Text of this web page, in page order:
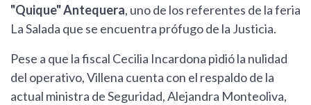
"Quique" Antequera, uno de los referentes de la feria
La Salada que se encuentra prófugo de la Justicia.
Pese a que la fiscal Cecilia Incardona pidió la nulidad
del operativo, Villena cuenta con el respaldo de la
actual ministra de Seguridad, Alejandra Monteoliva,